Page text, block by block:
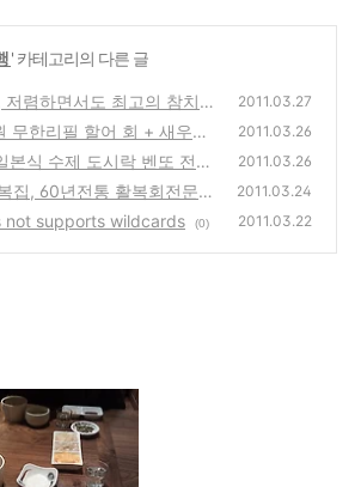
' 카테고리의 다른 글
렴하면서도 최고의 참치회
추천 참치전문점
(4)
2011.03.27
무한리필 할어 회 + 새우구
점)
(0)
2011.03.26
본식 수제 도시락 벤또 전문
2011.03.26
집, 60년전통 활복회전문점
복지리 맛집
(0)
2011.03.24
not supports wildcards (0) 2011.03.22